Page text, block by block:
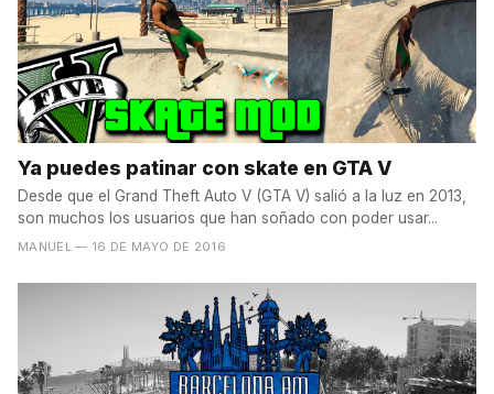
Ya puedes patinar con skate en GTA V
Desde que el Grand Theft Auto V (GTA V) salió a la luz en 2013,
son muchos los usuarios que han soñado con poder usar...
MANUEL — 16 DE MAYO DE 2016